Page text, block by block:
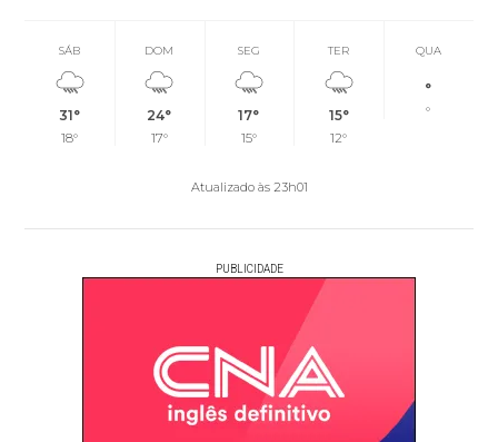
SÁB
31°
18°
DOM
24°
17°
SEG
17°
15°
TER
15°
12°
QUA
°
°
Atualizado às 23h01
PUBLICIDADE